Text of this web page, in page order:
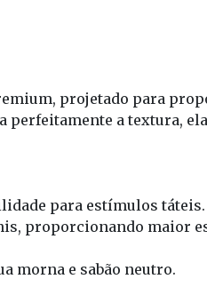
projetado para
a textura,
para estímulos táteis.
proporcionando maior
morna e sabão neutro.